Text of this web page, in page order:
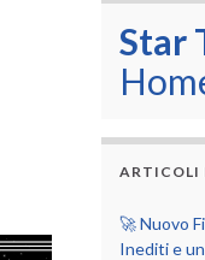
Star
ARTICOLI
🚀 Nuovo
Inediti e